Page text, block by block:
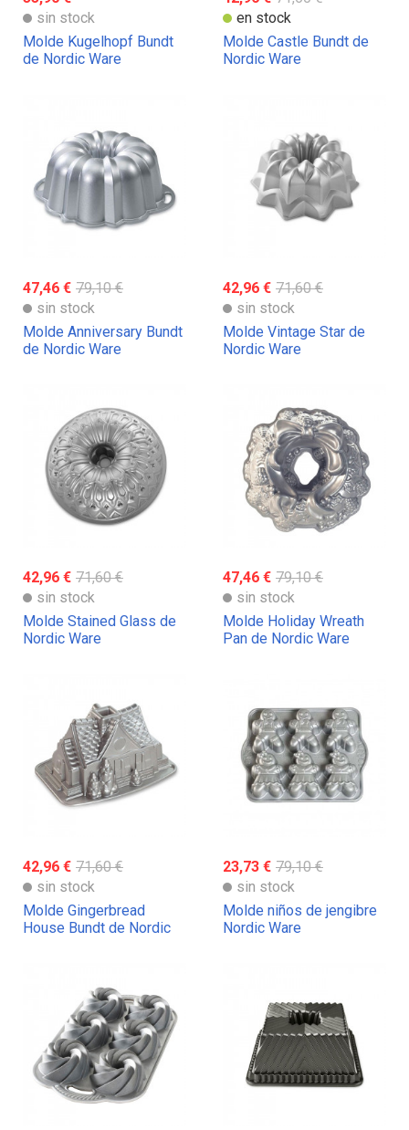
sin stock
Molde Kugelhopf Bundt
de Nordic Ware
en stock
Molde Castle Bundt de
Nordic Ware
47,46 € 79,10 €
sin stock
Molde Anniversary Bundt
de Nordic Ware
42,96 € 71,60 €
sin stock
Molde Vintage Star de
Nordic Ware
42,96 € 71,60 €
sin stock
Molde Stained Glass de
Nordic Ware
47,46 € 79,10 €
sin stock
Molde Holiday Wreath
Pan de Nordic Ware
42,96 € 71,60 €
sin stock
Molde Gingerbread
House Bundt de Nordic
23,73 € 79,10 €
sin stock
Molde niños de jengibre
Nordic Ware